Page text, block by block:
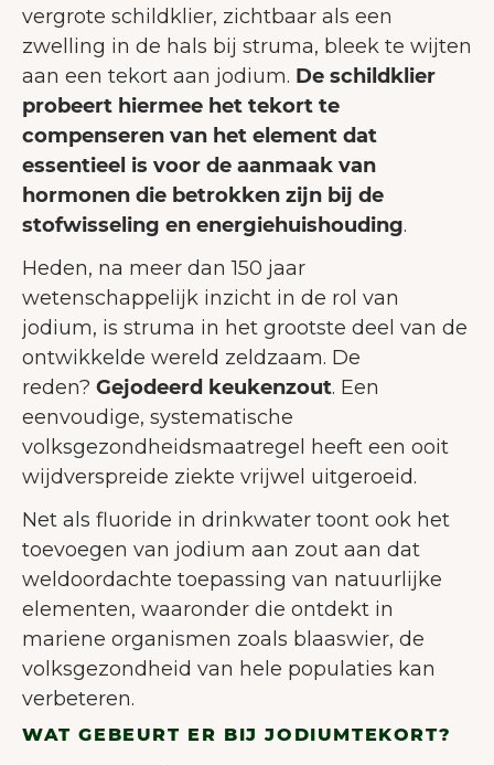
vergrote schildklier, zichtbaar als een
zwelling in de hals bij struma, bleek te wijten
aan een tekort aan jodium. De schildklier
probeert hiermee het tekort te
compenseren van het element dat
essentieel is voor de aanmaak van
hormonen die betrokken zijn bij de
stofwisseling en energiehuishouding.
Heden, na meer dan 150 jaar
wetenschappelijk inzicht in de rol van
jodium, is struma in het grootste deel van de
ontwikkelde wereld zeldzaam. De
reden? Gejodeerd keukenzout. Een
eenvoudige, systematische
volksgezondheidsmaatregel heeft een ooit
wijdverspreide ziekte vrijwel uitgeroeid.
Net als fluoride in drinkwater toont ook het
toevoegen van jodium aan zout aan dat
weldoordachte toepassing van natuurlijke
elementen, waaronder die ontdekt in
mariene organismen zoals blaaswier, de
volksgezondheid van hele populaties kan
verbeteren.
WAT GEBEURT ER BIJ JODIUMTEKORT?